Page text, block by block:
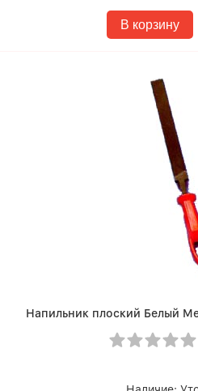
В корзину
Напильник плоский Белый